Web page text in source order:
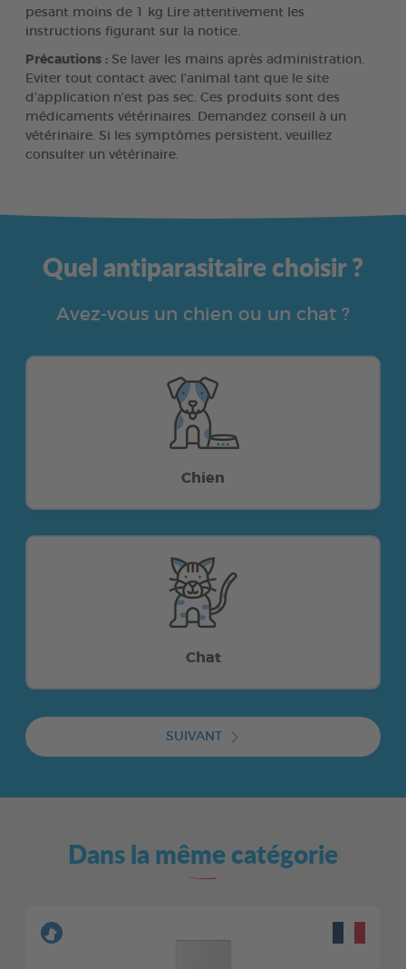
pesant moins de 1 kg Lire attentivement les
instructions figurant sur la notice.
Précautions : Se laver les mains après administration.
Eviter tout contact avec l’animal tant que le site
d’application n’est pas sec. Ces produits sont des
médicaments vétérinaires. Demandez conseil à un
vétérinaire. Si les symptômes persistent, veuillez
consulter un vétérinaire.
Quel antiparasitaire choisir ?
Avez-vous un chien ou un chat ?
Chien
Chat
SUIVANT
Dans la même catégorie